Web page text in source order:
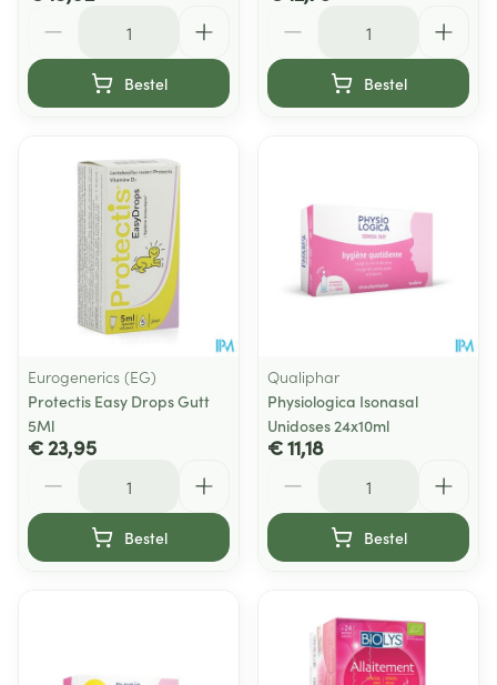
Bestel Bestel
Eurogenerics (EG)
Protectis Easy Drops Gutt
5Ml
€ 23,95
Bestel
Qualiphar
Physiologica Isonasal
Unidoses 24x10ml
€ 11,18
Bestel